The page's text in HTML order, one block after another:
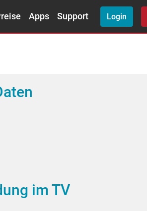
Apps Support Login
im TV